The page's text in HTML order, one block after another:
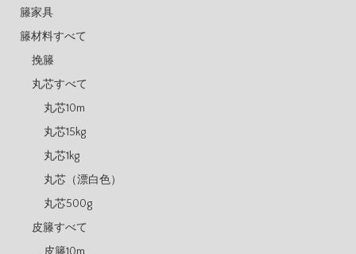
籐家具
籐材料すべて
挽籐
丸芯すべて
丸芯10m
丸芯15kg
丸芯1kg
丸芯（漂白色）
丸芯500g
皮籐すべて